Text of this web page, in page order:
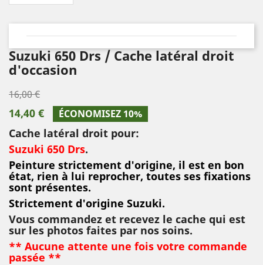
Suzuki 650 Drs / Cache latéral droit
d'occasion
16,00 €
14,40 € ÉCONOMISEZ 10%
Cache latéral droit pour:
Suzuki 650 Drs.
Peinture strictement d'origine, il est en bon
état, rien à lui reprocher, toutes ses fixations
sont présentes.
Strictement d'origine Suzuki.
Vous commandez et recevez le cache qui est
sur les photos faites par nos soins.
** Aucune attente une fois votre commande
passée **